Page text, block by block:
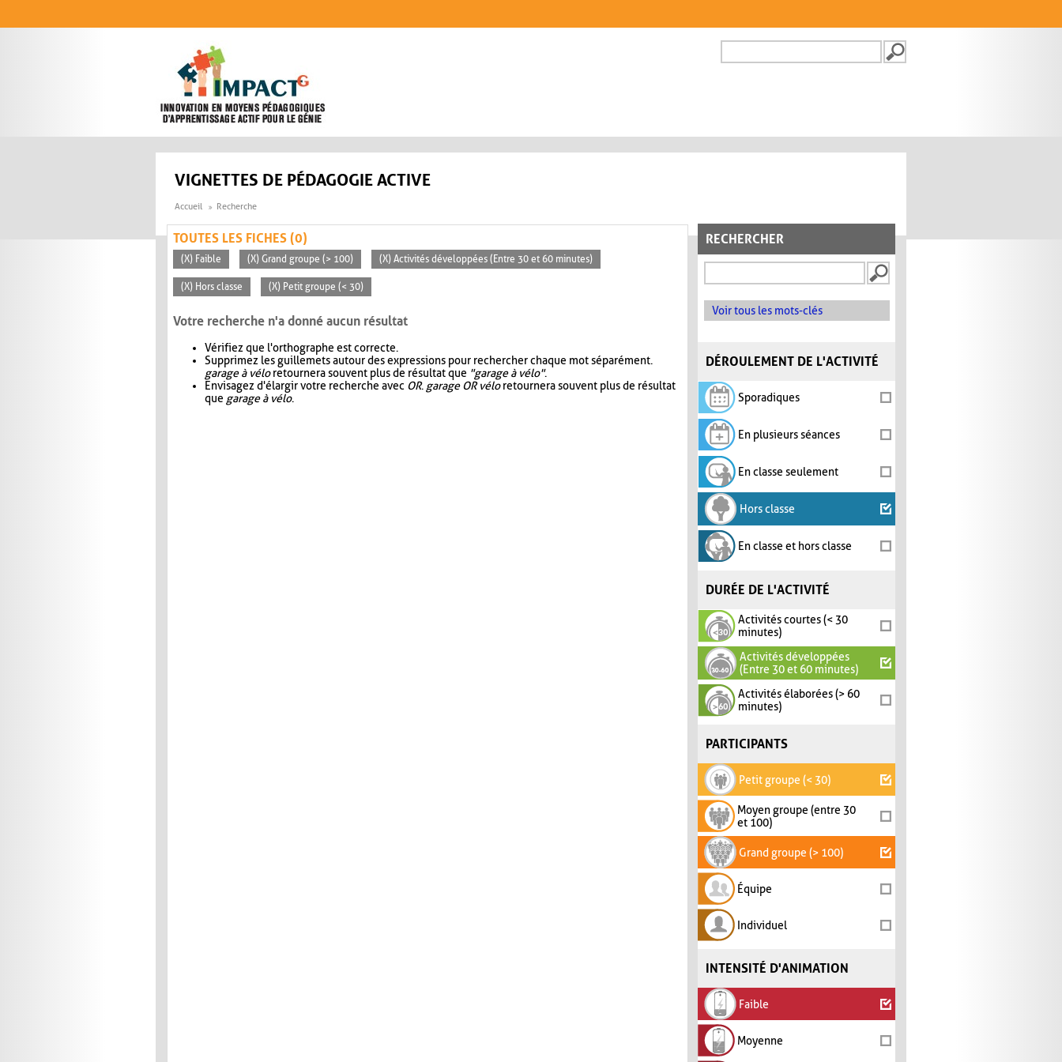
FORMULAIRE DE
VIGNETTES DE PÉDAGOGIE ACTIVE
Accueil Recherche
RECHERCHER
Voir tous les mots-clés
DÉROULEMENT DE L'ACTIVITÉ
Sporadiques
En plusieurs séances
En classe seulement
Hors classe
En classe et hors classe
DURÉE DE L'ACTIVITÉ
Activités courtes (< 30
minutes)
Activités développées
(Entre 30 et 60 minutes)
Activités élaborées (> 60
minutes)
PARTICIPANTS
Petit groupe (< 30)
Moyen groupe (entre 30
et 100)
Grand groupe (> 100)
Équipe
Individuel
INTENSITÉ D'ANIMATION
Faible
Moyenne
TOUTES LES FICHES (0)
(X) Faible (X) Grand groupe (> 100) (X) Activités développées (Entre 30 et 60 minutes)
(X) Hors classe (X) Petit groupe (< 30)
Votre recherche n'a donné aucun résultat
Vérifiez que l'orthographe est correcte.
Supprimez les guillemets autour des expressions pour rechercher chaque mot séparément.
garage à véloretournera souvent plus de résultat que "garage à vélo".
Envisagez d'élargir votre recherche avec OR. garage OR véloretournera souvent plus de résultat
que garage à vélo.